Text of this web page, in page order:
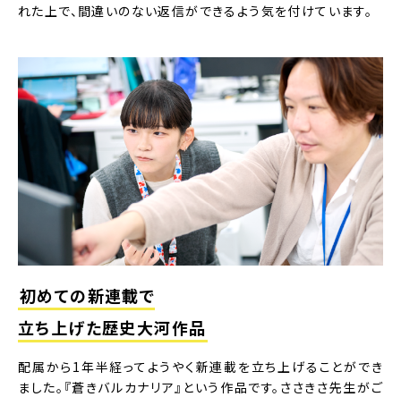
れた上で、間違いのない返信ができるよう気を付けています。
初めての新連載で
立ち上げた歴史大河作品
配属から1年半経ってようやく新連載を立ち上げることができ
ました。『蒼きバルカナリア』という作品です。ささきさ先生がご